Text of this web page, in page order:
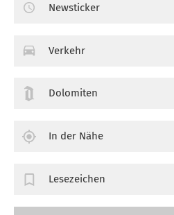
Newsticker
Verkehr
Dolomiten
In der Nähe
Lesezeichen